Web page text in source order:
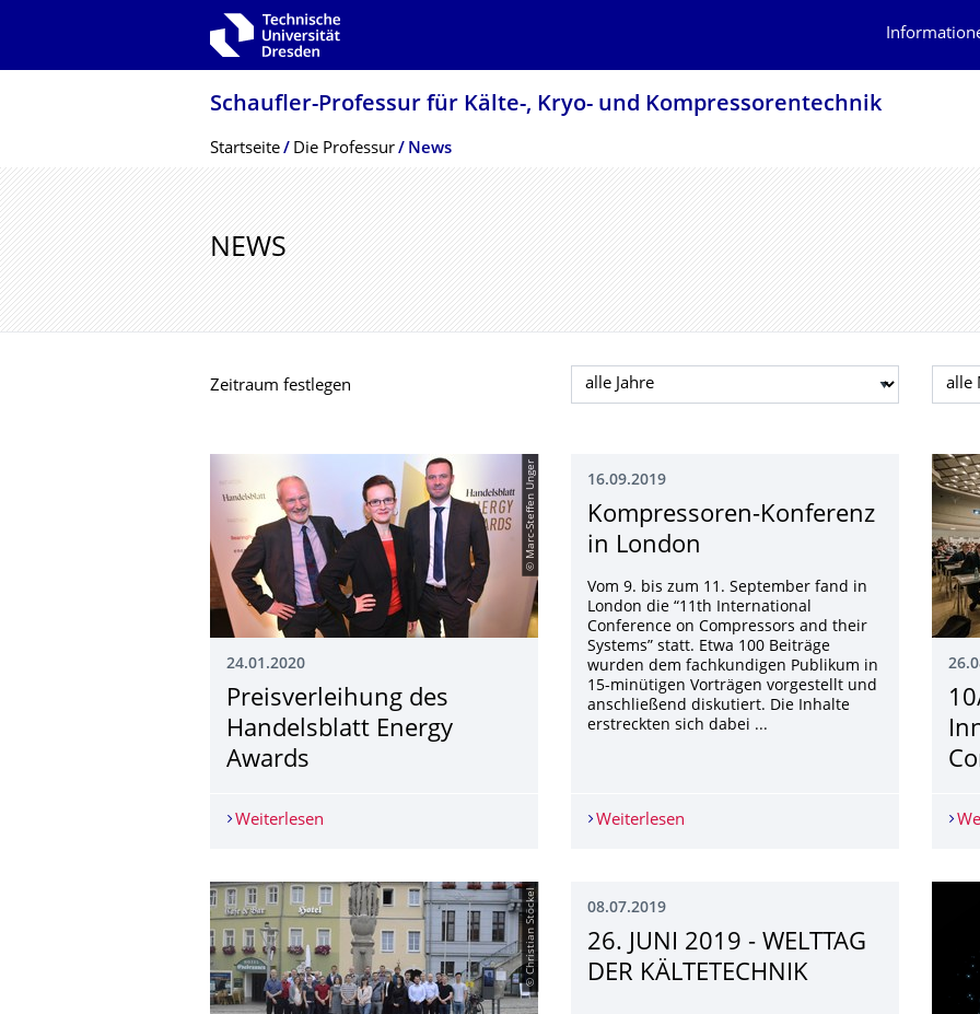
Zur Hauptnavigation springen
Schaufler-Professur für Kälte-, Kryo- und Kompressorentech­nik
Breadcrumb-Menü
Startseite Die Professur News
NEWS
Zeitraum festlegen Jahr auswählen
© Marc-Steffen Unger
24.01.2020
Preisverleihung des
Handelsblatt Energy
Awards
Weiterlesen Preisverleihung des Handelsblatt Energy Awards
16.09.2019
Kompressoren-Konferenz
in London
Vom 9. bis zum 11. September fand in
London die “11th International
Conference on Compressors and their
Systems” statt. Etwa 100 Beiträge
wurden dem fachkundigen Publikum in
15-minütigen Vorträgen vorgestellt und
anschließend diskutiert. Die Inhalte
erstreckten sich dabei ...
Weiterlesen Kompressoren-Konferenz in London
© Christian Stöckel 08.07.2019
26. JUNI 2019 - WELTTAG
DER KÄLTETECHNIK